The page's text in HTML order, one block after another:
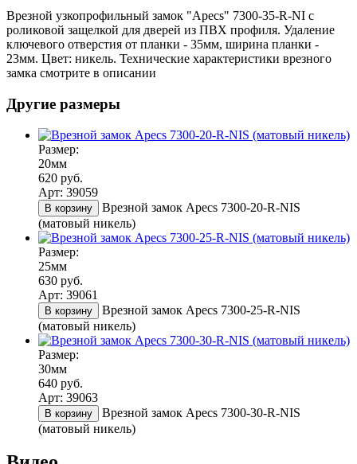
Врезной узкопрофильный замок "Apecs" 7300-35-R-NI с
роликовой защелкой для дверей из ПВХ профиля. Удаление
ключевого отверстия от планки - 35мм, ширина планки -
23мм. Цвет: никель. Технические характеристики врезного
замка смотрите в описании
Другие размеры
Размер:
20мм
620 руб.
Арт: 39059
В корзину
Врезной замок Apecs 7300-20-R-NIS
(матовый никель)
Размер:
25мм
630 руб.
Арт: 39061
В корзину
Врезной замок Apecs 7300-25-R-NIS
(матовый никель)
Размер:
30мм
640 руб.
Арт: 39063
В корзину
Врезной замок Apecs 7300-30-R-NIS
(матовый никель)